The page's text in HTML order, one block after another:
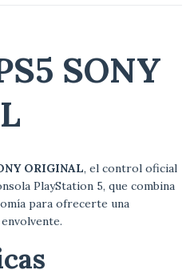
SONY
ORIGINAL, el control oficial
PlayStation 5, que combina
para ofrecerte una